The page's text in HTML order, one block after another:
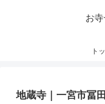
お
ト
地蔵寺｜一宮市冨